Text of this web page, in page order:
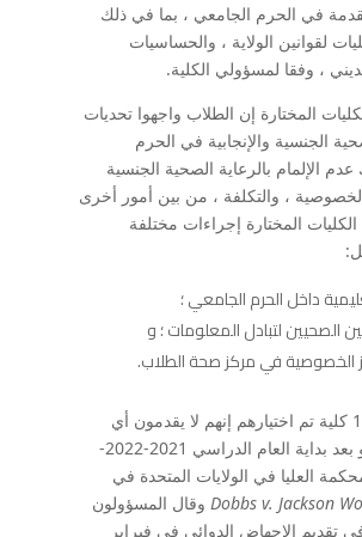
في الحرم الجامعي ، بما في ذلك
لقوانين الولاية ، والحساسيات
، وفقا لمسؤولي الكلية.
المختارة إن الطلاب واجهوا تحديات
الجنسية والإنجابية في الحرم
الإلمام بالرعاية الصحية الجنسية
، والتكلفة ، من بين أمور أخرى
المختارة إجراءات مختلفة
داخل الحرم الجامعي ؛
الصحيين لتبادل المعلومات ؛ و
الخصوصية في مركز صحة الطلاب.
قال المسؤولون في 14 كلية تم اختيارهم إنهم لا يقدمون أي
خدمات إجهاض قبل أو بعد بداية العام الدراسي 2021-2022-
العليا في الولايات المتحدة في
Dobbs v. Jackson وقال المسؤولون
تقديم الإجهاض الدوائي في فبراير